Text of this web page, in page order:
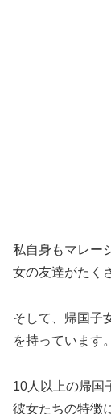
私自身もマレー
女の友達がたく
そして、帰国子
を持っています。
10人以上の帰国
彼女たちの特徴